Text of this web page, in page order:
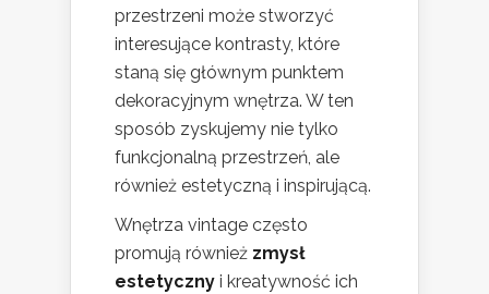
przestrzeni może stworzyć
interesujące kontrasty, które
staną się głównym punktem
dekoracyjnym wnętrza. W ten
sposób zyskujemy nie tylko
funkcjonalną przestrzeń, ale
również estetyczną i inspirującą.
Wnętrza vintage często
promują również zmysł
estetyczny i kreatywność ich